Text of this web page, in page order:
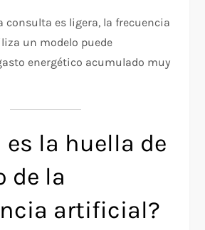
consulta es ligera, la frecuencia
un modelo puede
energético acumulado muy
es la huella de
de la
artificial?